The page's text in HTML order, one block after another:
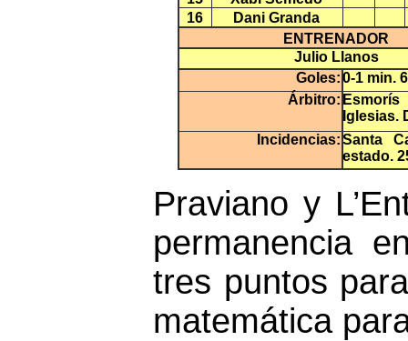
16
Dani Granda
ENTRENADOR
Julio Llanos
Goles: 0-1 min.
Árbitro:
Iglesias.
Incidencias: Santa
estado.
Praviano y
permanencia
tres puntos
matemática